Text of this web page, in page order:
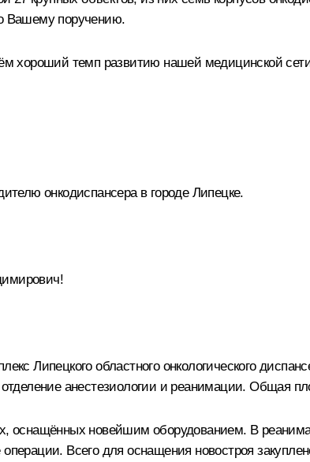
Вашему поручению.
хороший темп развитию нашей медицинской
онкодиспансера в городе Липецке.
Липецкого областного онкологического
анестезиологии и реанимации. Общая
оснащённых новейшим оборудованием. В
Всего для оснащения новостроя